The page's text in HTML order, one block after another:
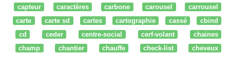
capteur
caractères carbone carousel
carrousel
carte
carte sd cartes cartographie cassé
cbind
cd
ceder centre-social cerf-volant
chaines
champ
chantier chauffe check-list
cheveux